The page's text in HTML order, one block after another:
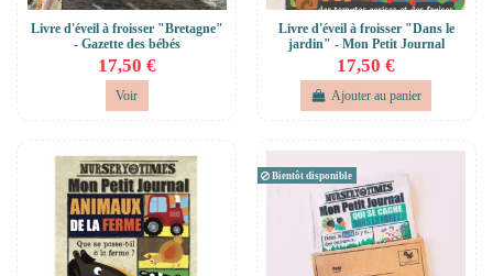
Livre d'éveil à froisser "Bretagne"
- Gazette des bébés
17,50 €
Voir
Livre d'éveil à froisser "Dans le
jardin" - Mon Petit Journal
17,50 €
Ajouter au panier
Bientôt disponible